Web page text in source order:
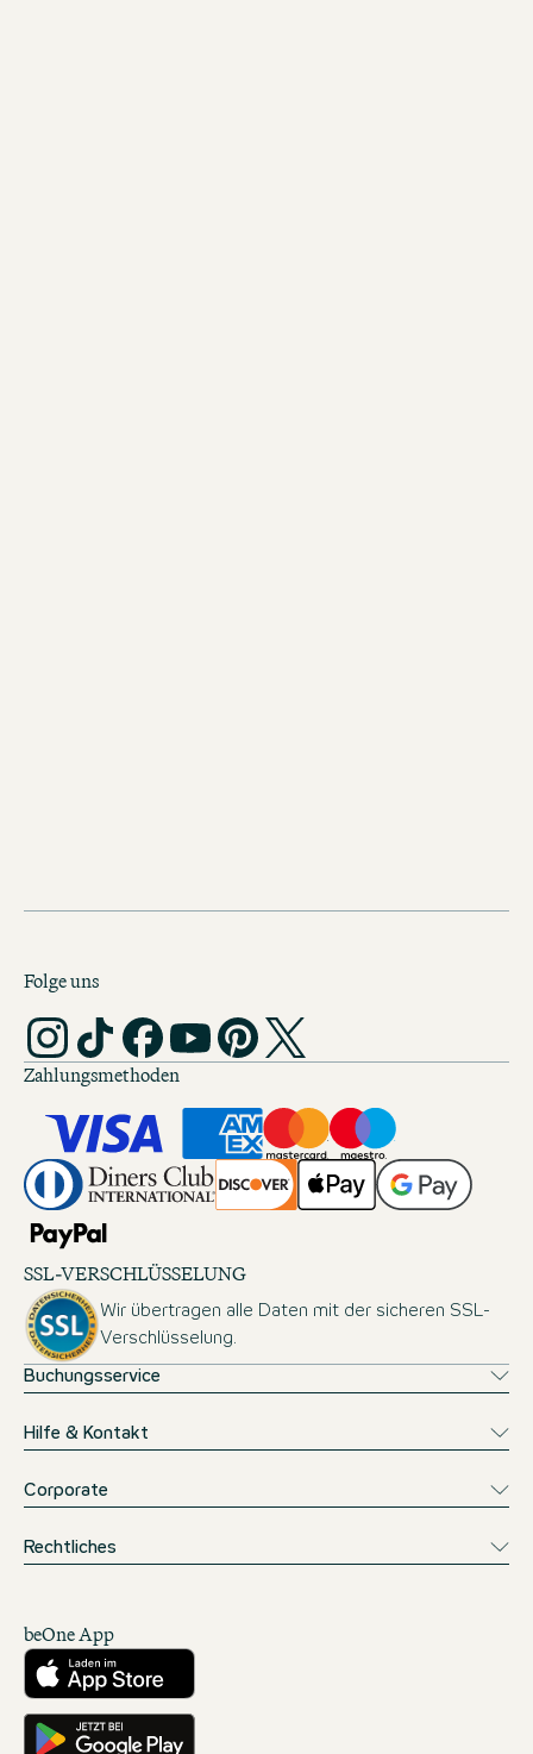
Folge uns
Zahlungsmethoden
SSL-VERSCHLÜSSELUNG
Wir übertragen alle Daten mit der sicheren SSL-
Verschlüsselung.
Buchungsservice
Hilfe & Kontakt
Corporate
Rechtliches
beOne App
Herunterladen aus dem App Store
Hole es dir auf Google Play